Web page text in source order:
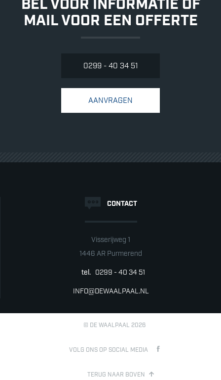
BEL VOOR INFORMATIE OF
MAIL VOOR EEN OFFERTE
0299 - 40 34 51
AANVRAGEN
CONTACT
Visserijweg 1
1446 AR Purmerend
tel. 0299 - 40 34 51
INFO@DEWAALPAAL.NL
© DE WAALPAAL 2026
VOLG ONS OP SOCIAL MEDIA
TERUG NAAR BOVEN